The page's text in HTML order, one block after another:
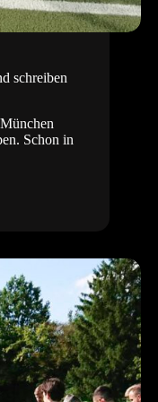
schreiben
Schon in